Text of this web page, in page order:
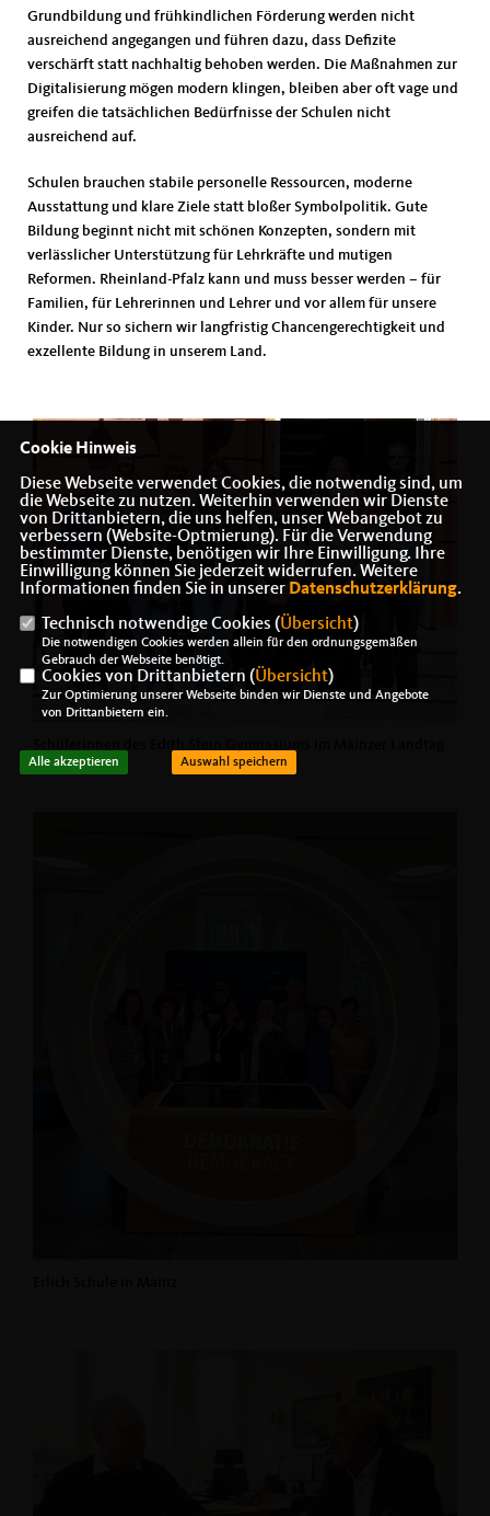
Grundbildung und frühkindlichen Förderung werden nicht
ausreichend angegangen und führen dazu, dass Defizite
verschärft statt nachhaltig behoben werden. Die Maßnahmen zur
Digitalisierung mögen modern klingen, bleiben aber oft vage und
greifen die tatsächlichen Bedürfnisse der Schulen nicht
ausreichend auf.
Schulen brauchen stabile personelle Ressourcen, moderne
Ausstattung und klare Ziele statt bloßer Symbolpolitik. Gute
Bildung beginnt nicht mit schönen Konzepten, sondern mit
verlässlicher Unterstützung für Lehrkräfte und mutigen
Reformen. Rheinland-Pfalz kann und muss besser werden – für
Familien, für Lehrerinnen und Lehrer und vor allem für unsere
Kinder. Nur so sichern wir langfristig Chancengerechtigkeit und
exzellente Bildung in unserem Land.
Cookie Hinweis
Diese Webseite verwendet Cookies, die notwendig sind, um
die Webseite zu nutzen. Weiterhin verwenden wir Dienste
von Drittanbietern, die uns helfen, unser Webangebot zu
verbessern (Website-Optmierung). Für die Verwendung
bestimmter Dienste, benötigen wir Ihre Einwilligung. Ihre
Einwilligung können Sie jederzeit widerrufen. Weitere
Informationen finden Sie in unserer Datenschutzerklärung.
Technisch notwendige Cookies (Übersicht)
Die notwendigen Cookies werden allein für den ordnungsgemäßen
Gebrauch der Webseite benötigt.
Cookies von Drittanbietern (Übersicht)
Zur Optimierung unserer Webseite binden wir Dienste und Angebote
von Drittanbietern ein.
Alle akzeptieren Auswahl speichern